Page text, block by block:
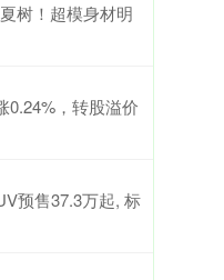
树！超模身材明
0.24%，转股溢价
预售37.3万起, 标